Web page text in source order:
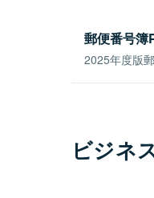
郵便番号簿
2025年度版
ビジネ